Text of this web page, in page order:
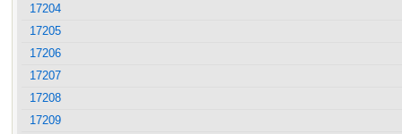
17204
17205
17206
17207
17208
17209